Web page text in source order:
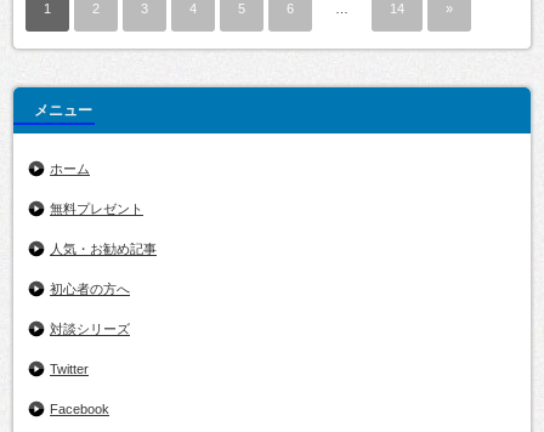
1 2 3 4 5 6 14 »
メニュー
ホーム
無料プレゼント
人気・お勧め記事
初心者の方へ
対談シリーズ
Twitter
Facebook